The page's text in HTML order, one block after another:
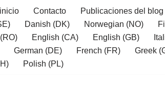
Contacto Publicaciones del blog
Danish (DK) Norwegian (NO)
English (CA) English (GB)
German (DE) French (FR) Greek
Polish (PL)